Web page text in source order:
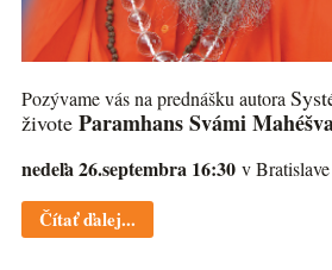
Pozývame vás na prednášku autora
živote Paramhans Svámi
nedeľa 26.septembra 16:30 v Bratislave
Čítať ďalej...